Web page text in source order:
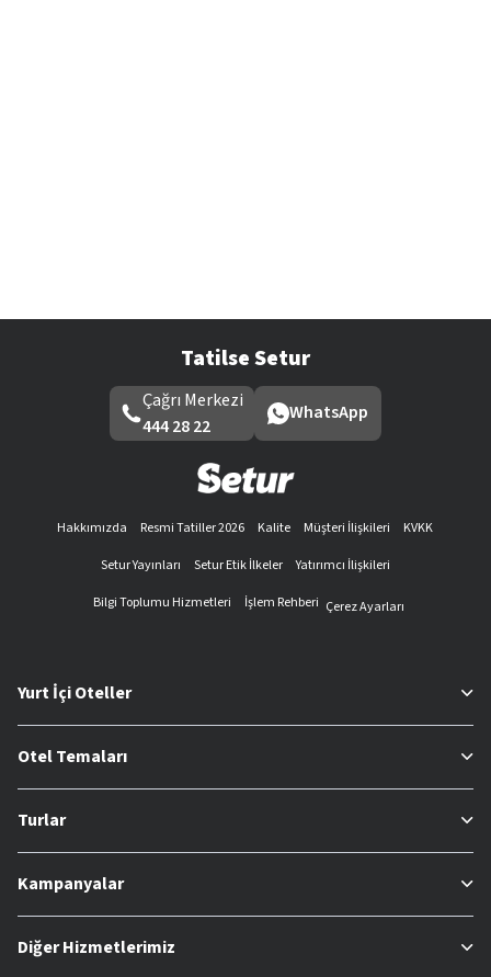
Tatilse Setur
Çağrı Merkezi
444 28 22
WhatsApp
Hakkımızda Resmi Tatiller 2026 Kalite Müşteri İlişkileri
KVKK
Setur Yayınları
Setur Etik İlkeler
Yatırımcı İlişkileri
Bilgi Toplumu Hizmetleri
İşlem Rehberi Çerez Ayarları
Yurt İçi Oteller
Otel Temaları
Turlar
Kampanyalar
Diğer Hizmetlerimiz